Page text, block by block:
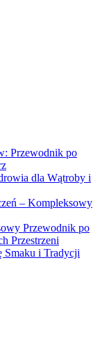
Przewodnik po
dla Wątroby i
– Kompleksowy
Przewodnik po
Przestrzeni
Smaku i Tradycji